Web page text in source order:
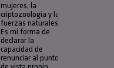
mujeres, la
criptozoología y las
fuerzas naturales.
Es mi forma de
declarar la
capacidad de
renunciar al punto